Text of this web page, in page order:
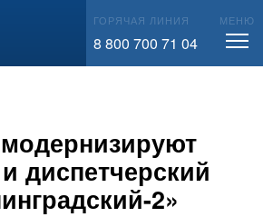
ГОРЯЧАЯ ЛИНИЯ
8 800 700 71 04
МЕНЮ
диспетчерский
2»